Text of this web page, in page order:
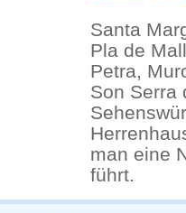
Santa
Pla de
Petra,
Son Serra
man eine
führt.